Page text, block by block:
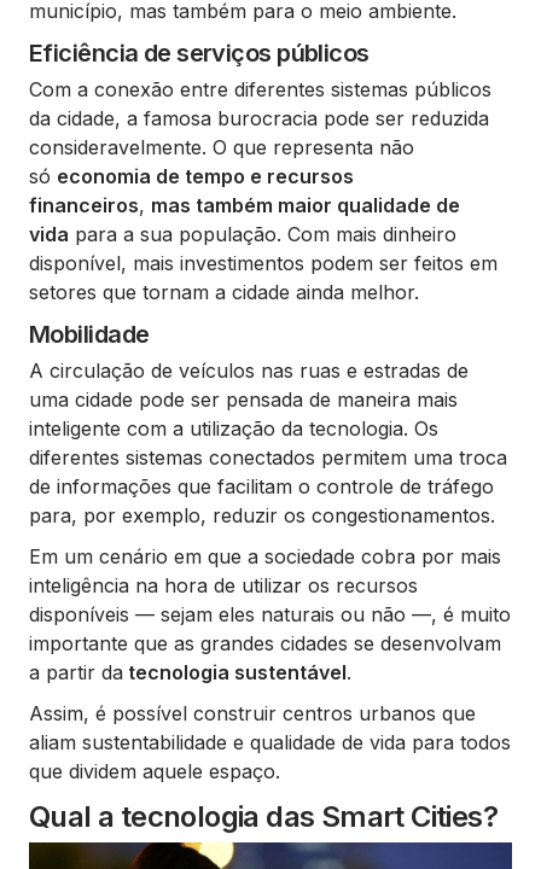
município, mas também para o meio ambiente.
Eficiência de serviços públicos
Com a conexão entre diferentes sistemas públicos
da cidade, a famosa burocracia pode ser reduzida
consideravelmente. O que representa não
só economia de tempo e recursos
financeiros, mas também maior qualidade de
vida para a sua população. Com mais dinheiro
disponível, mais investimentos podem ser feitos em
setores que tornam a cidade ainda melhor.
Mobilidade
A circulação de veículos nas ruas e estradas de
uma cidade pode ser pensada de maneira mais
inteligente com a utilização da tecnologia. Os
diferentes sistemas conectados permitem uma troca
de informações que facilitam o controle de tráfego
para, por exemplo, reduzir os congestionamentos.
Em um cenário em que a sociedade cobra por mais
inteligência na hora de utilizar os recursos
disponíveis — sejam eles naturais ou não —, é muito
importante que as grandes cidades se desenvolvam
a partir da tecnologia sustentável.
Assim, é possível construir centros urbanos que
aliam sustentabilidade e qualidade de vida para todos
que dividem aquele espaço.
Qual a tecnologia das Smart Cities?